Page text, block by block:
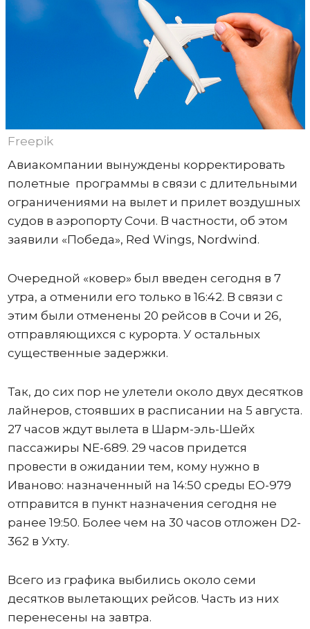
Freepik
Авиакомпании вынуждены корректировать
полетные программы в связи с длительными
ограничениями на вылет и прилет воздушных
судов в аэропорту Сочи. В частности, об этом
заявили «Победа», Red Wings, Nordwind.
Очередной «ковер» был введен сегодня в 7
утра, а отменили его только в 16:42. В связи с
этим были отменены 20 рейсов в Сочи и 26,
отправляющихся с курорта. У остальных
существенные задержки.
Так, до сих пор не улетели около двух десятков
лайнеров, стоявших в расписании на 5 августа.
27 часов ждут вылета в Шарм-эль-Шейх
пассажиры NE-689. 29 часов придется
провести в ожидании тем, кому нужно в
Иваново: назначенный на 14:50 среды ЕО-979
отправится в пункт назначения сегодня не
ранее 19:50. Более чем на 30 часов отложен D2-
362 в Ухту.
Всего из графика выбились около семи
десятков вылетающих рейсов. Часть из них
перенесены на завтра.